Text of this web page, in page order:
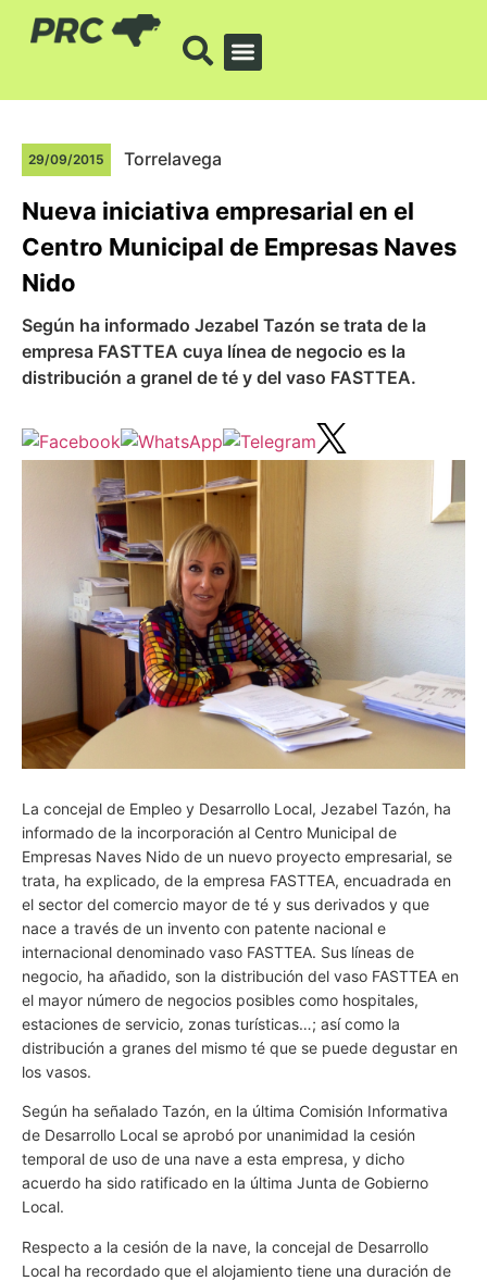
29/09/2015 Torrelavega
Nueva iniciativa empresarial en el
Centro Municipal de Empresas Naves
Nido
Según ha informado Jezabel Tazón se trata de la
empresa FASTTEA cuya línea de negocio es la
distribución a granel de té y del vaso FASTTEA.
La concejal de Empleo y Desarrollo Local, Jezabel Tazón, ha
informado de la incorporación al Centro Municipal de
Empresas Naves Nido de un nuevo proyecto empresarial, se
trata, ha explicado, de la empresa FASTTEA, encuadrada en
el sector del comercio mayor de té y sus derivados y que
nace a través de un invento con patente nacional e
internacional denominado vaso FASTTEA. Sus líneas de
negocio, ha añadido, son la distribución del vaso FASTTEA en
el mayor número de negocios posibles como hospitales,
estaciones de servicio, zonas turísticas…; así como la
distribución a granes del mismo té que se puede degustar en
los vasos.
Según ha señalado Tazón, en la última Comisión Informativa
de Desarrollo Local se aprobó por unanimidad la cesión
temporal de uso de una nave a esta empresa, y dicho
acuerdo ha sido ratificado en la última Junta de Gobierno
Local.
Respecto a la cesión de la nave, la concejal de Desarrollo
Local ha recordado que el alojamiento tiene una duración de